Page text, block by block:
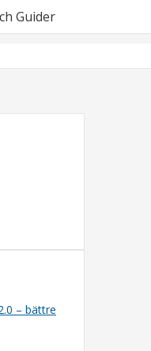
Guider
– bättre